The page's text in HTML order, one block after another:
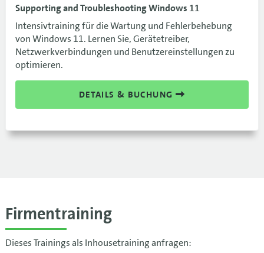
Supporting and Troubleshooting Windows 11
Intensivtraining für die Wartung und Fehlerbehebung
von Windows 11. Lernen Sie, Gerätetreiber,
Netzwerkverbindungen und Benutzereinstellungen zu
optimieren.
DETAILS & BUCHUNG
Firmentraining
Dieses Trainings als Inhousetraining anfragen: